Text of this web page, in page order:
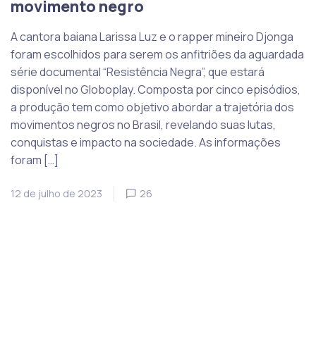
movimento negro
A cantora baiana Larissa Luz e o rapper mineiro Djonga
foram escolhidos para serem os anfitriões da aguardada
série documental “Resistência Negra”, que estará
disponível no Globoplay. Composta por cinco episódios,
a produção tem como objetivo abordar a trajetória dos
movimentos negros no Brasil, revelando suas lutas,
conquistas e impacto na sociedade. As informações
foram […]
12 de julho de 2023 26